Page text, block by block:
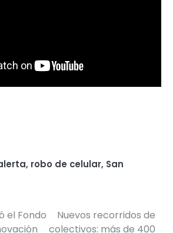
, robo de celular, San
el Fondo
Nuevos recorridos de
colectivos: más de 400